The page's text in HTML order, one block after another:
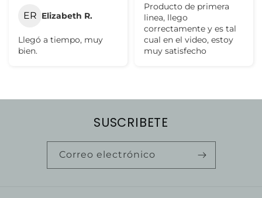
Producto de primera
linea, llego
correctamente y es tal
cual en el video, estoy
muy satisfecho
ER Elizabeth R.
Llegó a tiempo, muy
bien.
SUSCRIBETE
Correo electrónico